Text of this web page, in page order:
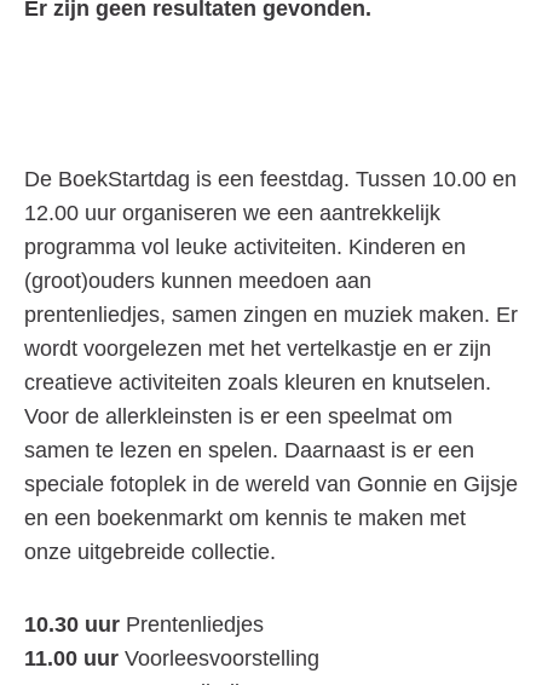
Er zijn geen resultaten gevonden.
De BoekStartdag is een feestdag. Tussen 10.00 en
12.00 uur organiseren we een aantrekkelijk
programma vol leuke activiteiten. Kinderen en
(groot)ouders kunnen meedoen aan
prentenliedjes, samen zingen en muziek maken. Er
wordt voorgelezen met het vertelkastje en er zijn
creatieve activiteiten zoals kleuren en knutselen.
Voor de allerkleinsten is er een speelmat om
samen te lezen en spelen. Daarnaast is er een
speciale fotoplek in de wereld van Gonnie en Gijsje
en een boekenmarkt om kennis te maken met
onze uitgebreide collectie.
10.30 uur Prentenliedjes
11.00 uur Voorleesvoorstelling